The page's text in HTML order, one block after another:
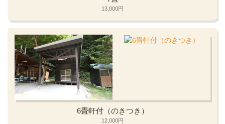
13,000円
6畳軒付（のきつき）
12,000円